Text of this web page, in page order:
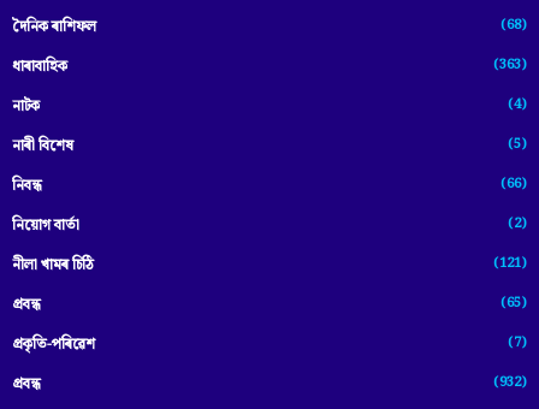
দৈনিক ৰাশিফল (68)
ধাৰাবাহিক (363)
নাটক (4)
নাৰী বিশেষ (5)
নিবন্ধ (66)
নিয়োগ বাৰ্তা (2)
নীলা খামৰ চিঠি (121)
প্রবন্ধ (65)
প্ৰকৃতি-পৰিৱেশ (7)
প্ৰবন্ধ (932)